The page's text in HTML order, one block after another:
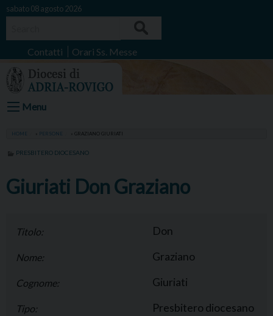
Skip
sabato 08 agosto 2026
Contatti Orari Ss. Messe
Menu
HOME PERSONE GRAZIANO GIURIATI
PRESBITERO DIOCESANO
Giuriati Don Graziano
Titolo: Don
Nome: Graziano
Cognome: Giuriati
Tipo: Presbitero diocesano